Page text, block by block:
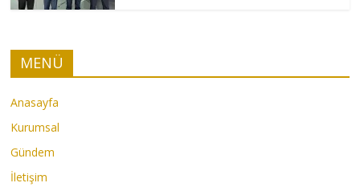
MENÜ
Anasayfa
Kurumsal
Gündem
İletişim